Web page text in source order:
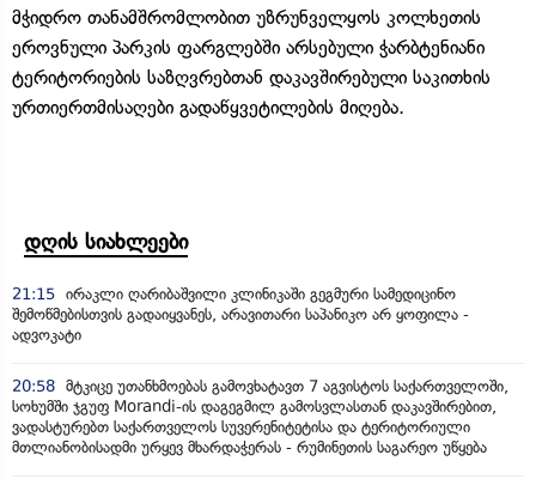
მჭიდრო თანამშრომლობით უზრუნველყოს კოლხეთის
ეროვნული პარკის ფარგლებში არსებული ჭარბტენიანი
ტერიტორიების საზღვრებთან დაკავშირებული საკითხის
ურთიერთმისაღები გადაწყვეტილების მიღება.
დღის სიახლეები
21:15 ირაკლი ღარიბაშვილი კლინიკაში გეგმური სამედიცინო
შემოწმებისთვის გადაიყვანეს, არავითარი საპანიკო არ ყოფილა -
ადვოკატი
20:58 მტკიცე უთანხმოებას გამოვხატავთ 7 აგვისტოს საქართველოში,
სოხუმში ჯგუფ Morandi-ის დაგეგმილ გამოსვლასთან დაკავშირებით,
ვადასტურებთ საქართველოს სუვერენიტეტისა და ტერიტორიული
მთლიანობისადმი ურყევ მხარდაჭერას - რუმინეთის საგარეო უწყება